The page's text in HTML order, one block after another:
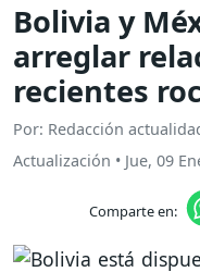
Bolivia y
arreglar
recientes
Por: Redacción
Actualización • Jue, 09
Comparte en: